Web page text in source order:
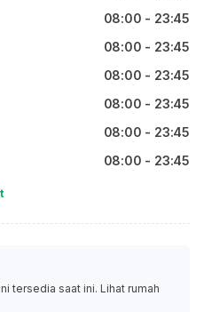
08:00 - 23:45
08:00 - 23:45
08:00 - 23:45
08:00 - 23:45
08:00 - 23:45
08:00 - 23:45
tersedia saat ini. Lihat rumah